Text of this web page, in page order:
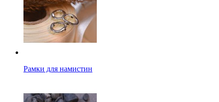
Рамки для намистин